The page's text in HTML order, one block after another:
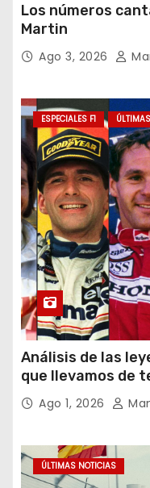
Los números
Martin
Ago 3, 2026
ESPECIALES F1
Análisis de las
que llevamos de
Ago 1, 2026
ÚLTIMAS NOTICIAS